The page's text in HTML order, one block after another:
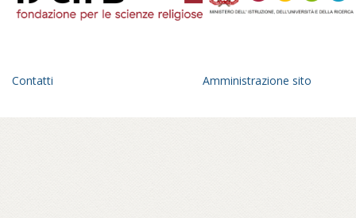
Contatti Amministrazione sito